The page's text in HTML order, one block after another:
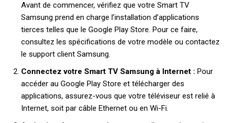
Avant de commencer, vérifiez que votre Smart TV
Samsung prend en charge l’installation d’applications
tierces telles que le Google Play Store. Pour ce faire,
consultez les spécifications de votre modèle ou contactez
le support client Samsung.
Connectez votre Smart TV Samsung à Internet : Pour
accéder au Google Play Store et télécharger des
applications, assurez-vous que votre téléviseur est relié à
Internet, soit par câble Ethernet ou en Wi-Fi.